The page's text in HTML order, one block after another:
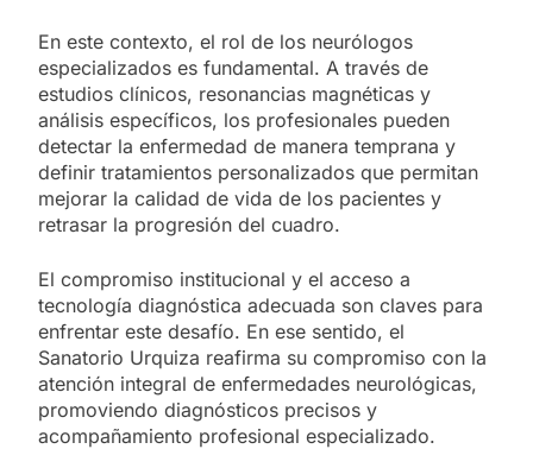
En este contexto, el rol de los neurólogos
especializados es fundamental. A través de
estudios clínicos, resonancias magnéticas y
análisis específicos, los profesionales pueden
detectar la enfermedad de manera temprana y
definir tratamientos personalizados que permitan
mejorar la calidad de vida de los pacientes y
retrasar la progresión del cuadro.
El compromiso institucional y el acceso a
tecnología diagnóstica adecuada son claves para
enfrentar este desafío. En ese sentido, el
Sanatorio Urquiza reafirma su compromiso con la
atención integral de enfermedades neurológicas,
promoviendo diagnósticos precisos y
acompañamiento profesional especializado.